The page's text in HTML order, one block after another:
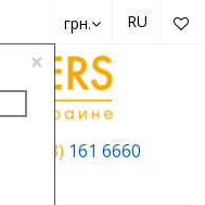
×
RU
грн.
+38 (063) 161 6660